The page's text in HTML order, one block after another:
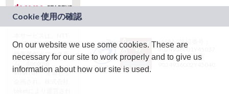
ドコモグループの新
規事業創出プログラ
ム「docomo
STARTUP」を通じて
JASRAC許諾番号：
9024936001Y45037
JASRAC許諾番号：
On our website we use some cookies. These are
necessary for our site to work properly and to give us
information about how our site is used.